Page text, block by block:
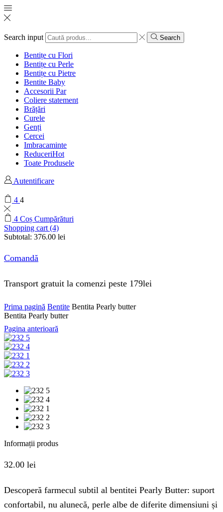
Search input Search
Bentițe cu Flori
Bentițe cu Perle
Bentițe cu Pietre
Bentite Baby
Accesorii Par
Coliere statement
Brățări
Curele
Genți
Cercei
Imbracaminte
ReduceriHot
Toate Produsele
Autentificare
4 4
4 Coș Cumpărături
Shopping cart (4)
Subtotal: 376.00 lei
Comandă
Transport gratuit la comenzi peste 179lei
Prima pagină Bentite Bentita Pearly butter
Bentita Pearly butter
Pagina anterioară
Informații produs
32.00 lei
Descoperă farmecul subtil al bentitei Pearly Butter: suport
confortabil, nu alunecă, perle albe de diferite dimensiuni și